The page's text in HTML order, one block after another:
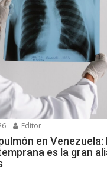
Editor
en Venezuela:
es la gran